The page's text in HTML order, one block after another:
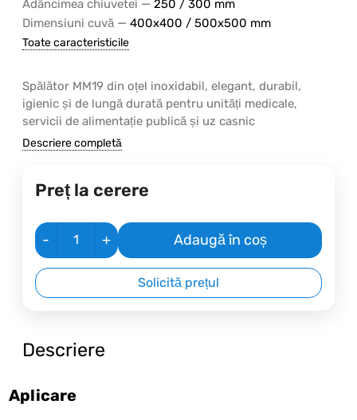
Adâncimea chiuvetei — 250 / 300 mm
Dimensiuni cuvă — 400х400 / 500х500 mm
Toate caracteristicile
Spălător MM19 din oțel inoxidabil, elegant, durabil,
igienic și de lungă durată pentru unități medicale,
servicii de alimentație publică și uz casnic
Descriere completă
Preț la cerere
- + Adaugă în coș
Solicită prețul
Descriere
Aplicare